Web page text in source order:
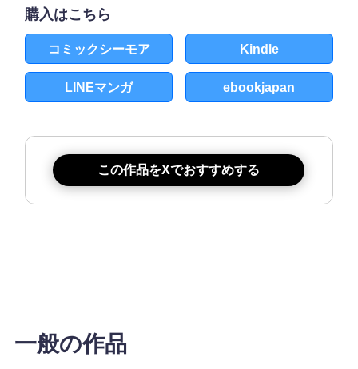
購入はこちら
コミックシーモア Kindle
LINEマンガ ebookjapan
この作品をXでおすすめする
一般の作品